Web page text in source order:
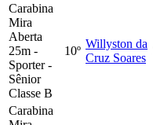
Carabina
Mira
Aberta
25m -
Sporter -
Sênior
Classe B
10º
Willyston da
Cruz Soares
Carabina